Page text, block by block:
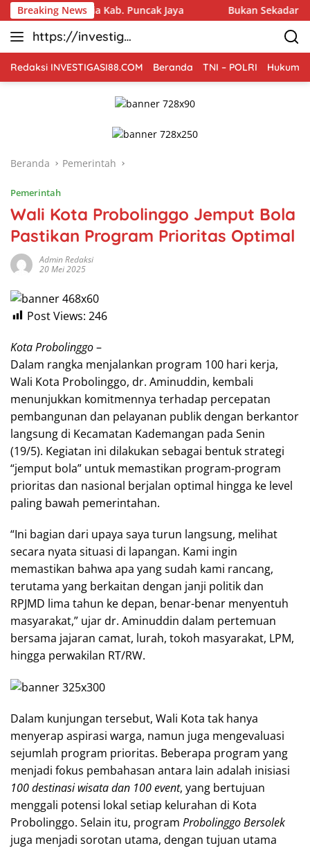
Langsung
ke
konten
Breaking News
1 Mulia Kab. Puncak Jaya Bukan Sekadar Membangun
https://investiga
si88.com
Redaksi INVESTIGASI88.COM Beranda TNI – POLRI Hukum
Beranda Pemerintah
Pemerintah
Wali Kota Probolinggo Jemput Bola
Pastikan Program Prioritas Optimal
Admin Redaksi
20 Mei 2025
Post Views: 246
Kota Probolinggo–
Dalam rangka menjalankan program 100 hari kerja,
Wali Kota Probolinggo, dr. Aminuddin, kembali
menunjukkan komitmennya terhadap percepatan
pembangunan dan pelayanan publik dengan berkantor
langsung di Kecamatan Kademangan pada Senin
(19/5). Kegiatan ini dilakukan sebagai bentuk strategi
“jemput bola” untuk memastikan program-program
prioritas dan nasional berjalan optimal hingga ke level
paling bawah pemerintahan.
“Ini bagian dari upaya saya turun langsung, melihat
secara nyata situasi di lapangan. Kami ingin
memastikan bahwa apa yang sudah kami rancang,
terutama yang berkaitan dengan janji politik dan
RPJMD lima tahun ke depan, benar-benar menyentuh
masyarakat,” ujar dr. Aminuddin dalam pertemuan
bersama jajaran camat, lurah, tokoh masyarakat, LPM,
hingga perwakilan RT/RW.
Dalam kunjungan tersebut, Wali Kota tak hanya
menyerap aspirasi warga, namun juga mengevaluasi
sejumlah program prioritas. Beberapa program yang
menjadi fokus pembahasan antara lain adalah inisiasi
100 destinasi wisata dan 100 event, yang bertujuan
menggali potensi lokal setiap kelurahan di Kota
Probolinggo. Selain itu, program Probolinggo Bersolek
juga menjadi sorotan utama, dengan tujuan utama